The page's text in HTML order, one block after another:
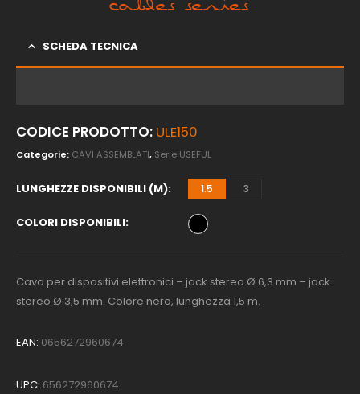
SCHEDA TECNICA
CODICE PRODOTTO: ULE150
Categorie: CAVI ASSEMBLATI, Serie USEFUL
LUNGHEZZE DISPONIBILI (M) 1.5 3
COLORI DISPONIBILI
Cavo per dispositivi elettronici – jack stereo Ø 6,3 mm – jack
stereo Ø 3,5 mm. Colore nero, lunghezza 1,5 m.
EAN: 0656272960674
UPC: 656272960674